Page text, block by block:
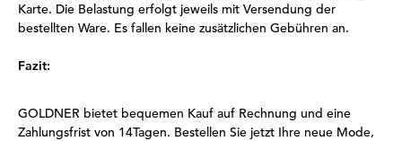
Karte. Die Belastung erfolgt jeweils mit Versendung der
bestellten Ware. Es fallen keine zusätzlichen Gebühren an.
Fazit:
GOLDNER bietet bequemen Kauf auf Rechnung und eine
Zahlungsfrist von 14Tagen. Bestellen Sie jetzt Ihre neue Mode,